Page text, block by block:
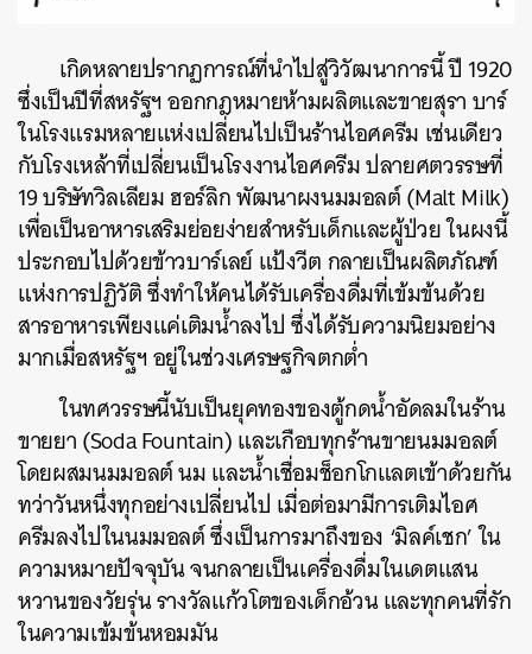
เกิดหลายปรากฏการณ์ที่นำไปสู่วิวัฒนาการนี้ ปี 1920
ซึ่งเป็นปีที่สหรัฐฯ ออกกฎหมายห้ามผลิตและขายสุรา บาร์
ในโรงแรมหลายแห่งเปลี่ยนไปเป็นร้านไอศครีม เช่นเดียว
กับโรงเหล้าที่เปลี่ยนเป็นโรงงานไอศครีม ปลายศตวรรษที่
19 บริษัทวิลเลียม ฮอร์ลิก พัฒนาผงนมมอลต์ (Malt Milk)
เพื่อเป็นอาหารเสริมย่อยง่ายสำหรับเด็กและผู้ป่วย ในผงนี้
ประกอบไปด้วยข้าวบาร์เลย์ แป้งวีต กลายเป็นผลิตภัณฑ์
แห่งการปฏิวัติ ซึ่งทำให้คนได้รับเครื่องดื่มที่เข้มข้นด้วย
สารอาหารเพียงแค่เติมน้ำลงไป ซึ่งได้รับความนิยมอย่าง
มากเมื่อสหรัฐฯ อยู่ในช่วงเศรษฐกิจตกต่ำ
ในทศวรรษนี้นับเป็นยุคทองของตู้กดน้ำอัดลมในร้าน
ขายยา (Soda Fountain) และเกือบทุกร้านขายนมมอลต์
โดยผสมนมมอลต์ นม และน้ำเชื่อมช็อกโกแลตเข้าด้วยกัน
ทว่าวันหนึ่งทุกอย่างเปลี่ยนไป เมื่อต่อมามีการเติมไอศ
ครีมลงไปในนมมอลต์ ซึ่งเป็นการมาถึงของ ‘มิลค์เชก’ ใน
ความหมายปัจจุบันจนกลายเป็นเครื่องดื่มในเดตแสน
หวานของวัยรุ่นรางวัลแก้วโตของเด็กอ้วน และทุกคนที่รัก
ในความเข้มข้นหอมมัน